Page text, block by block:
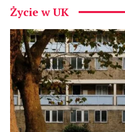
Życie w UK